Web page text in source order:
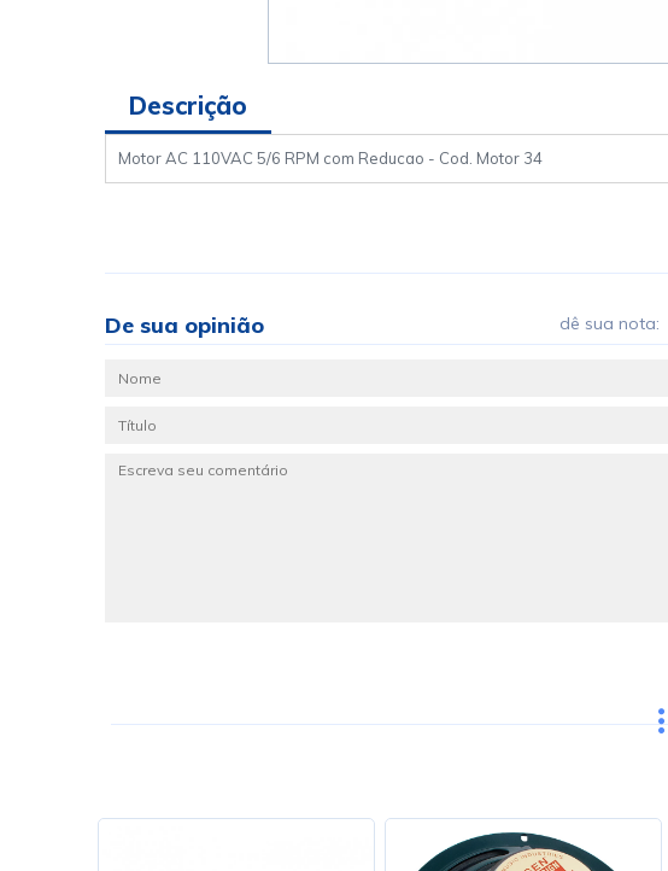
Descrição
Motor AC 110VAC 5/6 RPM com Reducao - Cod. Motor 34
De sua opinião dê sua nota: